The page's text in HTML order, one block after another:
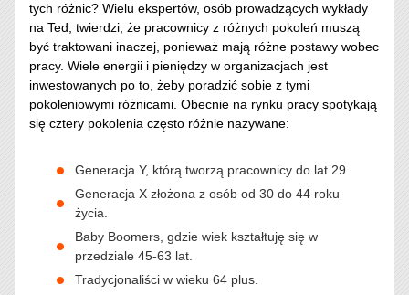
tych różnic? Wielu ekspertów, osób prowadzących wykłady
na Ted, twierdzi, że pracownicy z różnych pokoleń muszą
być traktowani inaczej, ponieważ mają różne postawy wobec
pracy. Wiele energii i pieniędzy w organizacjach jest
inwestowanych po to, żeby poradzić sobie z tymi
pokoleniowymi różnicami. Obecnie na rynku pracy spotykają
się cztery pokolenia często różnie nazywane:
Generacja Y, którą tworzą pracownicy do lat 29.
Generacja X złożona z osób od 30 do 44 roku
życia.
Baby Boomers, gdzie wiek kształtuję się w
przedziale 45-63 lat.
Tradycjonaliści w wieku 64 plus.